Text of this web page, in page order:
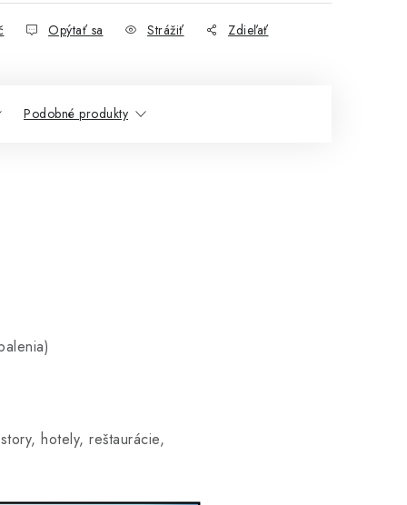
Opýtať sa Strážiť Zdieľať
Podobné produkty
hotely, reštaurácie,